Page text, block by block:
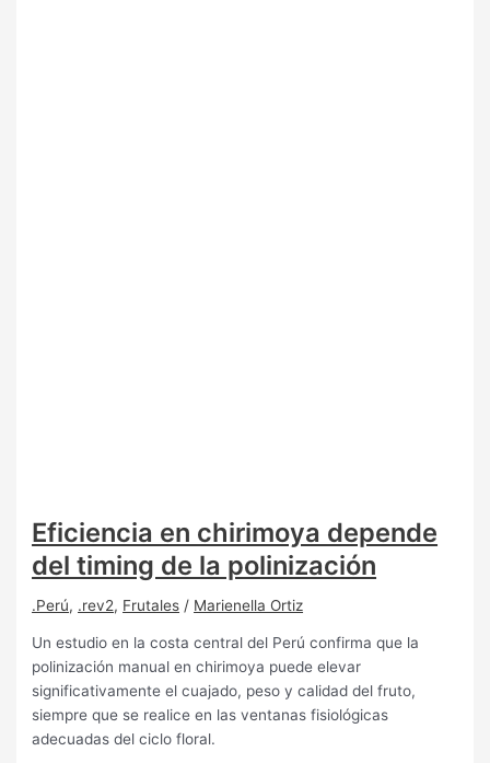
Eficiencia en chirimoya depende
del timing de la polinización
.Perú, .rev2, Frutales / Marienella Ortiz
Un estudio en la costa central del Perú confirma que la
polinización manual en chirimoya puede elevar
significativamente el cuajado, peso y calidad del fruto,
siempre que se realice en las ventanas fisiológicas
adecuadas del ciclo floral.